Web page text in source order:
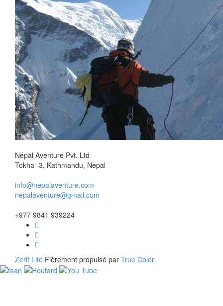
Népal Aventure Pvt. Ltd
Tokha -3, Kathmandu, Nepal
info@nepalaventure.com
nepalaventure@gmail.com
+977 9841 939224
Zerif Lite Fièrement propulsé par True Color